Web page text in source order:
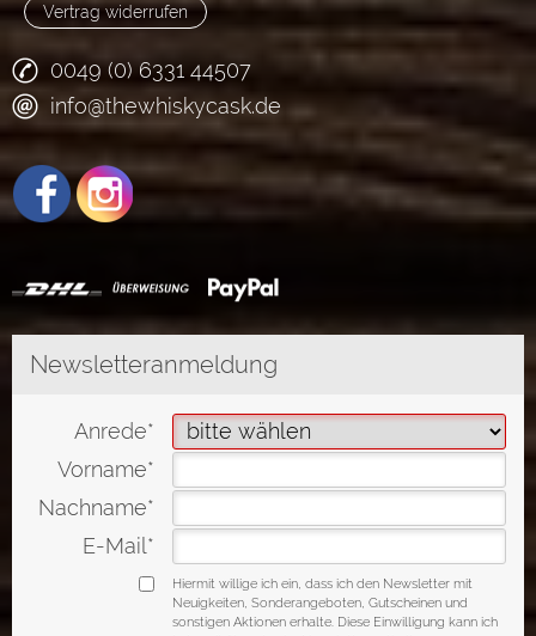
Vertrag widerrufen
0049 (0) 6331 44507
info@thewhiskycask.de